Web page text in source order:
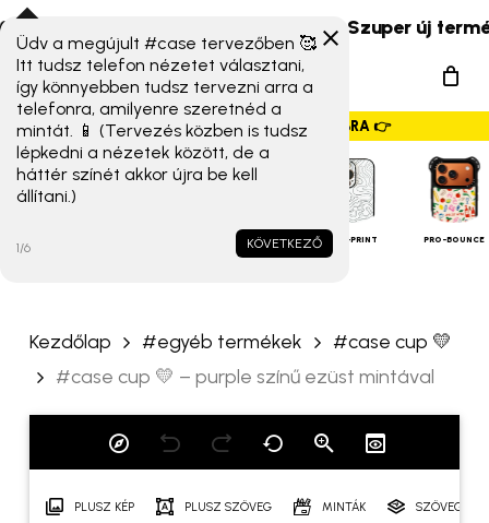
Skip
to
main
content
17T széria) érkeztek! ☀️ Szuper új
search
Menu
GYORSMENÜ SZALAG – HÚZZ JOBBRA 👉
iPHONE
MAGSAFE FULL-PRINT PRO-BOUNCE
Kezdőlap #egyéb termékek
#case cup 💛
#case cup 💛 – purple színű ezüst mintával
PLUSZ KÉP PLUSZ SZÖVEG MINTÁK
„#case cup 💛 – purple
színű ezüst mintával”
értékelése elsőként
Az e-mail címet nem tesszük
A kötelező mezőket
karakterrel jelöltük
Értékelésed*
Üdv a megújult #case tervezőben 🥰
Itt tudsz telefon nézetet választani,
így könnyebben tudsz tervezni arra a
telefonra, amilyenre szeretnéd a
mintát. 📱 (Tervezés közben is tudsz
lépkedni a nézetek között, de a
háttér színét akkor újra be kell
állítani.)
KÖVETKEZŐ
1/6